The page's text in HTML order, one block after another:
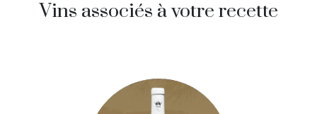
Vins associés à votre recette